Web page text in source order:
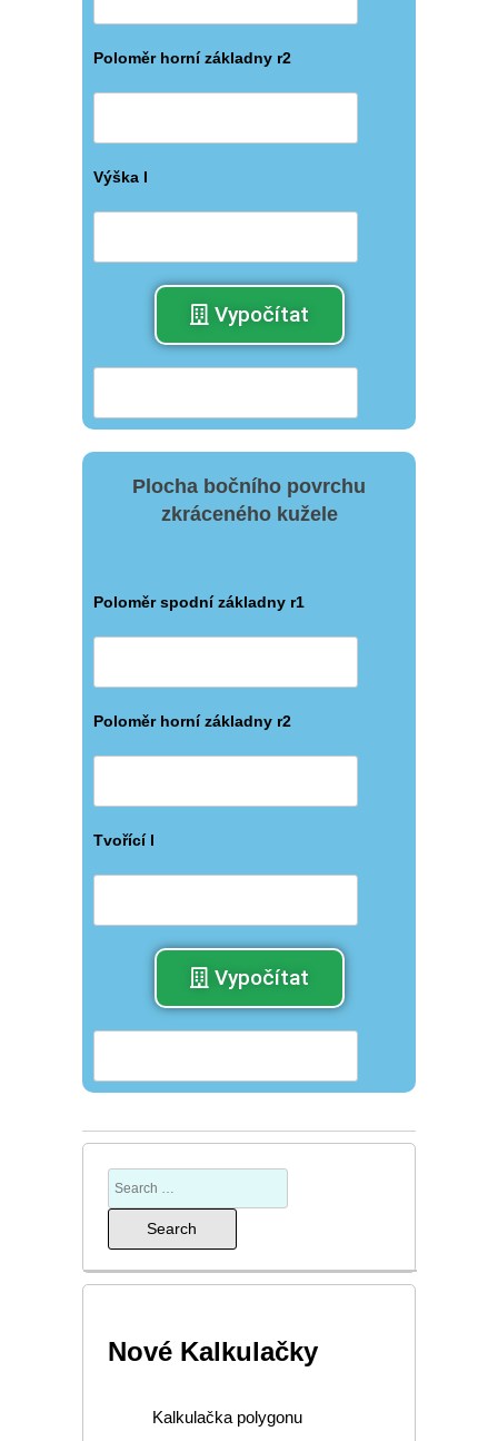
Poloměr horní základny r2
Výška l
Vypočítat
Plocha bočního povrchu
zkráceného kužele
Poloměr spodní základny r1
Poloměr horní základny r2
Tvořící l
Vypočítat
Nové Kalkulačky
Kalkulačka polygonu